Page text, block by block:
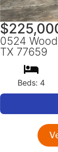
$
0524
TX 77659
Beds: 4